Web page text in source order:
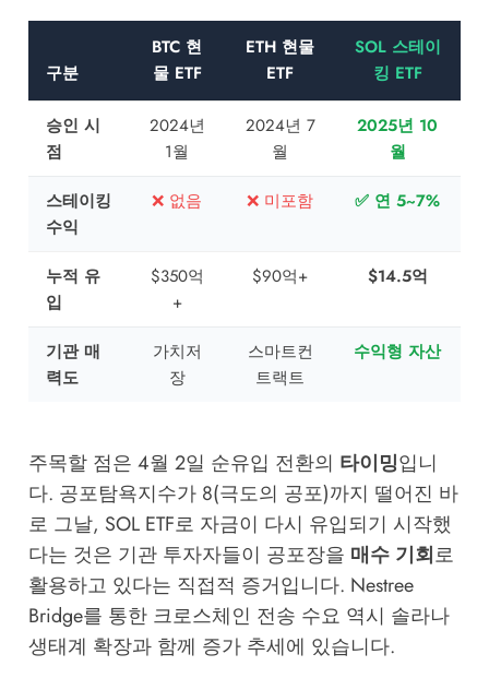
구분
BTC 현
물 ETF
ETH 현물
ETF
SOL 스테이
킹 ETF
승인 시
점
2024년
1월
2024년 7
월
2025년 10
월
스테이킹
수익
❌ 없음 ❌ 미포함 ✅ 연 5~7%
누적 유
입
$350억
+
$90억+ $14.5억
기관 매
력도
가치저
장
스마트컨
트랙트
수익형 자산
주목할 점은 4월 2일 순유입 전환의 타이밍입니
다. 공포탐욕지수가 8(극도의 공포)까지 떨어진 바
로 그날, SOL ETF로 자금이 다시 유입되기 시작했
다는 것은 기관 투자자들이 공포장을 매수 기회로
활용하고 있다는 직접적 증거입니다. Nestree
Bridge를 통한 크로스체인 전송 수요 역시 솔라나
생태계 확장과 함께 증가 추세에 있습니다.